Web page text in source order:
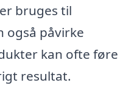
bruges til
også påvirke
kan ofte føre
resultat.